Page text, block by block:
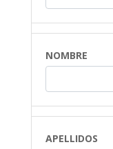
NOMBRE
APELLIDOS